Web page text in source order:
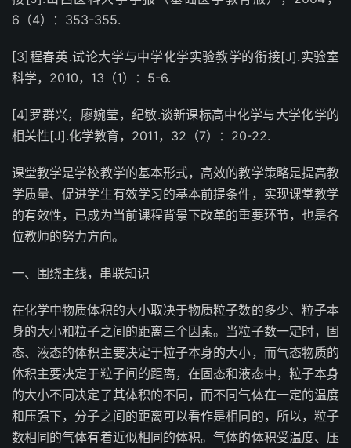
6（4）：353-355.
[3]程春英.试论大学与中学化学实验教学的衔接[J].实验室
科学，2010，13（1）：5-6.
[4]罗群兴，廖婉莹，纪敏.谈新课标高中化学与大学化学的
相关性[J].化学教育，2011，32（7）：20-22.
课堂教学是学校教学的基本形式，高效的教学策略是提高教
学质量、促进学生有效学习的基本前提条件，实现课堂教学
的有效性，已成为当前课程背景下改革的重要环节，也是各
位教师的努力方向。
一、围绕主线，串联知识
在化学中物质体积的大小取决于物质粒子数的多少、粒子本
身的大小和粒子之间的距离三个因素。当粒子数一定时，固
态、液态的体积主要决定于粒子本身的大小，而气态物质的
体积主要决定于粒子间的距离，在固态和液态中，粒子本身
的大小不同决定了其体积的不同，而不同气体在一定的温度
和压强下，分子之间的距离可以看作是相同的，所以，粒子
数相同的气体有着近似相同的体积。气体的体积受温度、压